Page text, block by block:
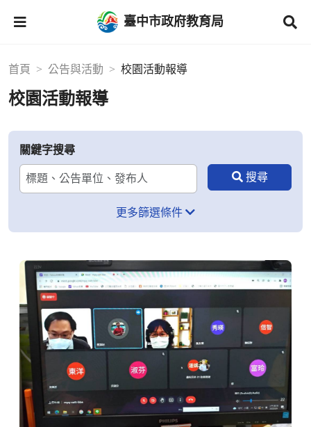
臺中市政府教育局
首頁 公告與活動 校園活動報導
校園活動報導
關鍵字搜尋
更多篩選條件